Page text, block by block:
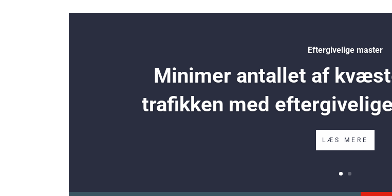
Eftergivelige master
Minimer antallet af
trafikken med
LÆS MERE